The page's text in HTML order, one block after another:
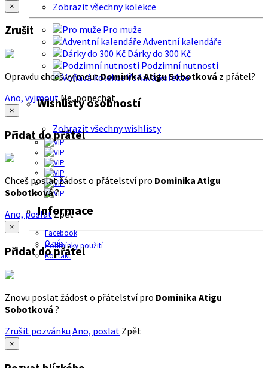
Zobrazit všechny kolekce
Pro muže
Adventní kalendáře
Dárky do 300 Kč
Podzimní nutnosti
Voňavá kolekce
Wishlisty osobností
Zobrazit všechny wishlisty
Informace
Facebook
O nás
Podmínky použití
Kontakt
×
Zrušit
Opravdu chceš vyjmoutDominika Atigu Sobotková z přátel?
Ano, vyjmout Ne, ponechat
×
Přidat do přátel
Chceš poslat žádost o přátelství pro Dominika Atigu
Sobotková?
Ano, poslatZpět
×
Přidat do přátel
Znovu poslat žádost o přátelství pro Dominika Atigu
Sobotková ?
Zrušit pozvánku Ano, poslat Zpět
×